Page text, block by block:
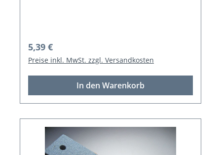
Regulärer Preis:
5,39 €
Preise inkl. MwSt. zzgl. Versandkosten
In den Warenkorb